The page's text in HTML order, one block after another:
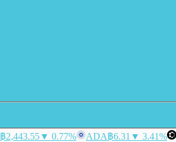
฿2,443.55▼ 0.77% ADA฿6.31 ▼ 3.41%